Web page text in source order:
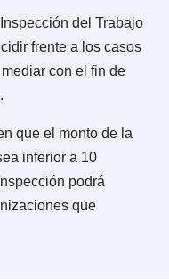
la Inspección
o
de la
mínimos
interponer un reclamo
esto, deberá acudir a